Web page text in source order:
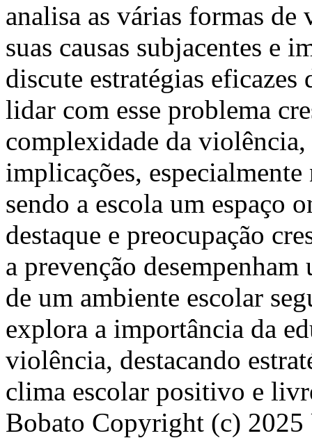
analisa as várias formas de
suas causas subjacentes e
discute estratégias
lidar com esse problema
complexidade da violência,
implicações,
sendo a escola um espaço
destaque e preocupação
a prevenção
de um ambiente escolar
explora a importância da
violência, destacando
clima escolar positivo e
Bobato Copyright (c)